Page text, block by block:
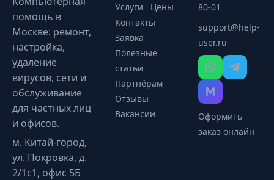
помощь в
Москве: ремонт,
настройка,
удаление
вирусов, сети и
обслуживание
для частных лиц
и офисов.
м. Китай-город,
ул. Покровка, д.
2/1с1, офис 5Б
Услуги
Цены
Контакты
Заявка
Полезные
статьи
Партнёрам
Отзывы
Вакансии
80-01
support@help-
user.ru
Оформить
заказ онлайн